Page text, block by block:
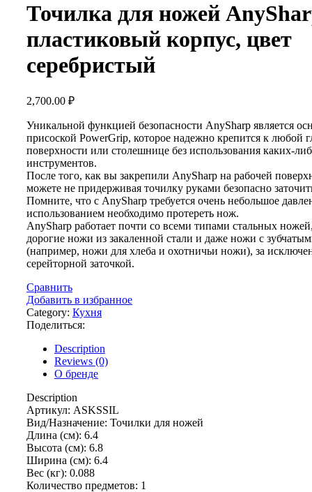
Точилка для ножей
пластиковый корпус, цвет
серебристый
2,700.00 ₽
Уникальной функцией безопасности AnySharp является
присоской PowerGrip, которое надежно крепится к любой
поверхности или столешнице без использования каких-
инструментов.
После того, как вы закрепили AnySharp на рабочей
можете не придерживая точилку руками безопасно
Помните, что с AnySharp требуется очень небольшое
использованием необходимо протереть нож.
AnySharp работает почти со всеми типами стальных
дорогие ножи из закаленной стали и даже ножи с
(например, ножи для хлеба и охотничьи ножи), за
серейторной заточкой.
Сравнить
Добавить в избранное
Category: Кухня
Поделиться:
Description
Reviews (0)
О бренде
Description
Артикул: ASKSSIL
Вид/Назначение: Точилки для ножей
Длина (см): 6.4
Высота (см): 6.8
Ширина (см): 6.4
Вес (кг): 0.088
Количество предметов: 1